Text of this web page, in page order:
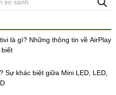
là gì? Những thông tin về AirPlay
biết
Sự khác biệt giữa Mini LED, LED,